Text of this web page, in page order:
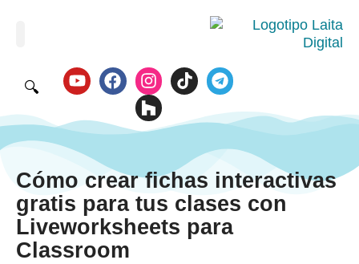
🔍
Cómo crear fichas interactivas
gratis para tus clases con
Liveworksheets para
Classroom